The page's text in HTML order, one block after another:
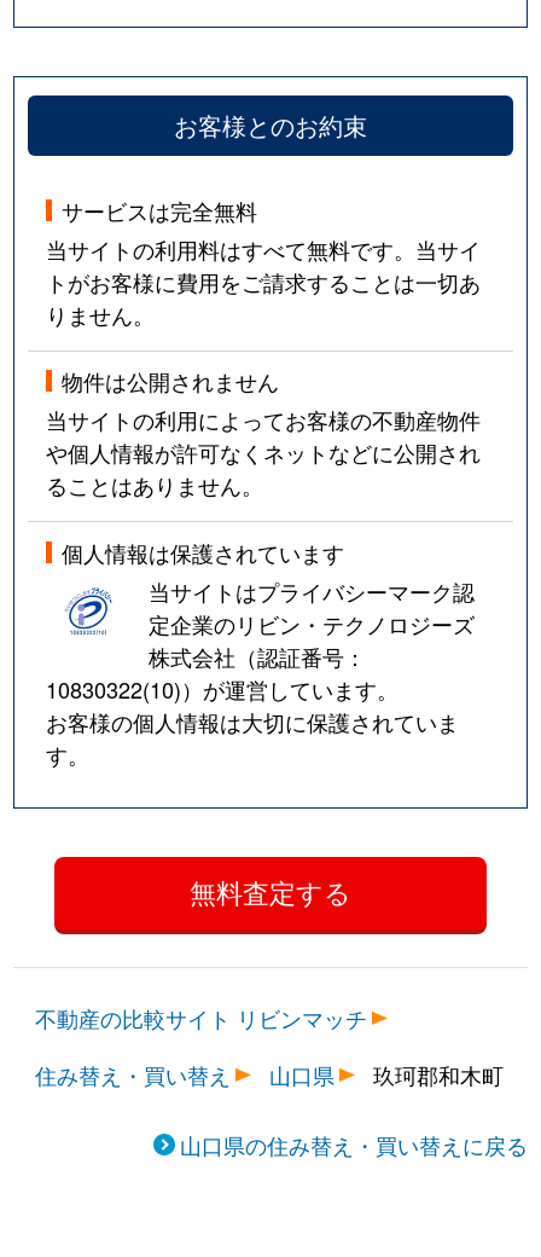
お客様とのお約束
サービスは完全無料
当サイトの利用料はすべて無料です。当サイ
トがお客様に費用をご請求することは一切あ
りません。
物件は公開されません
当サイトの利用によってお客様の不動産物件
や個人情報が許可なくネットなどに公開され
ることはありません。
個人情報は保護されています
当サイトはプライバシーマーク認
定企業のリビン・テクノロジーズ
株式会社（認証番号：
10830322(10)）が運営しています。
お客様の個人情報は大切に保護されていま
す。
不動産の比較サイト リビンマッチ
住み替え・買い替え
山口県 玖珂郡和木町
山口県の住み替え・買い替えに戻る